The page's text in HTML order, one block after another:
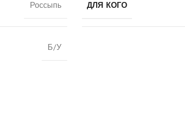
Россыпь ДЛЯ КОГО
Б/У